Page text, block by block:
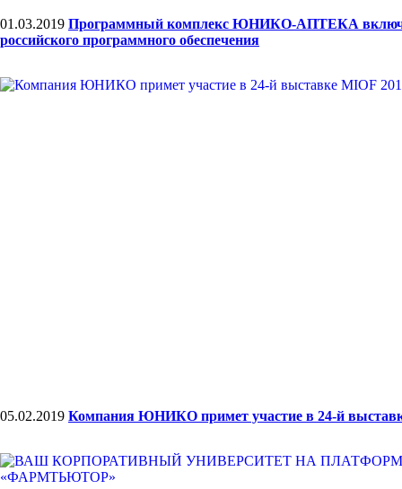
01.03.2019 Программный комплекс ЮНИКО-АПТЕКА
российского программного обеспечения
05.02.2019 Компания ЮНИКО примет участие в 24-й